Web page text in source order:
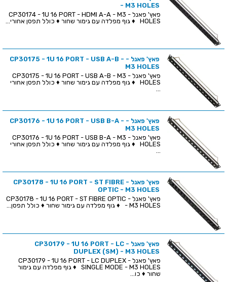
- M3 HOLES
פאץ' פאנל - CP30174 - 1U 16 PORT - HDMI A-A - M3
HOLES ♦ גוף מפלדה עם גימור שחור ♦ כולל תפסן אחורי...
פאץ' פאנל - CP30175 - 1U 16 PORT - USB A-B -
M3 HOLES
פאץ' פאנל - CP30175 - 1U 16 PORT - USB A-B - M3
HOLES ♦ גוף מפלדה עם גימור שחור ♦ כולל תפסן אחורי
...
פאץ' פאנל - CP30176 - 1U 16 PORT - USB B-A -
M3 HOLES
פאץ' פאנל - CP30176 - 1U 16 PORT - USB B-A - M3
HOLES ♦ גוף מפלדה עם גימור שחור ♦ כולל תפסן אחורי
פאץ' פאנל - CP30178 - 1U 16 PORT - ST FIBRE
OPTIC - M3 HOLES
פאץ' פאנל - CP30178 - 1U 16 PORT - ST FIBRE OPTIC
- M3 HOLES ♦ גוף מפלדה עם גימור שחור ♦ כולל תפסן...
פאץ' פאנל - CP30179 - 1U 16 PORT - LC
DUPLEX (SM) - M3 HOLES
פאץ' פאנל - CP30179 - 1U 16 PORT - LC DUPLEX
SINGLE MODE - M3 HOLES ♦ גוף מפלדה עם גימור
שחור ♦ כו...